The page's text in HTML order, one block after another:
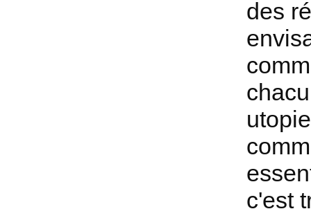
des
c'est